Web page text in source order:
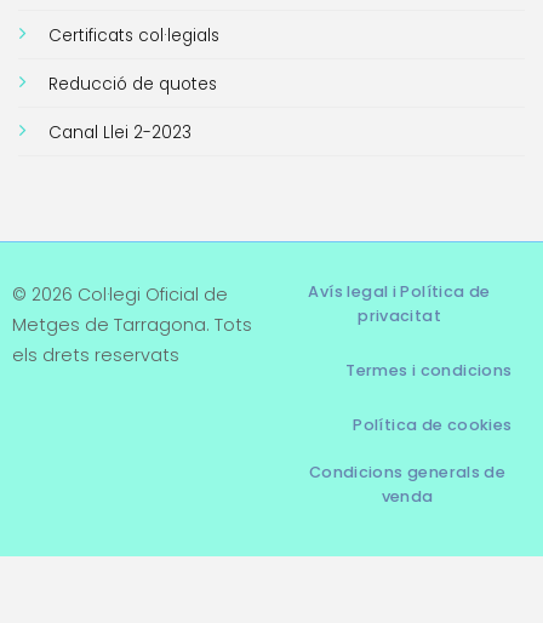
Certificats col·legials
Reducció de quotes
Canal Llei 2-2023
© 2026 Col·legi Oficial de
Metges de Tarragona. Tots
els drets reservats
Avís legal i Política de
privacitat
Termes i condicions
Política de cookies
Condicions generals de
venda